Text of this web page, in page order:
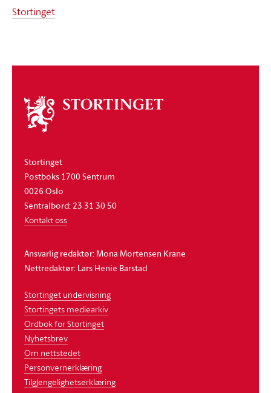
Stortinget
Om
stortinget
Stortinget
Postboks 1700 Sentrum
0026 Oslo
Sentralbord: 23 31 30 50
Kontakt oss
Ansvarlig redaktør: Mona Mortensen Krane
Nettredaktør: Lars Henie Barstad
Stortinget undervisning
Stortingets mediearkiv
Ordbok for Stortinget
Nyhetsbrev
Om nettstedet
Personvernerklæring
Tilgjengelighetserklæring